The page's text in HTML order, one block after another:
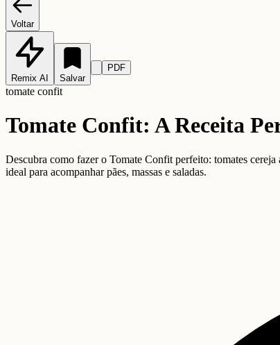
Voltar
Remix AI Salvar
PDF
tomate confit
Tomate Confit: A Receita
Descubra como fazer o Tomate Confit perfeito: tomates
ideal para acompanhar pães, massas e saladas.